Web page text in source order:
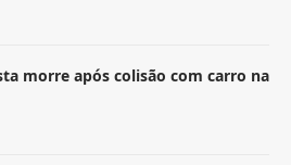
morre após colisão com carro na